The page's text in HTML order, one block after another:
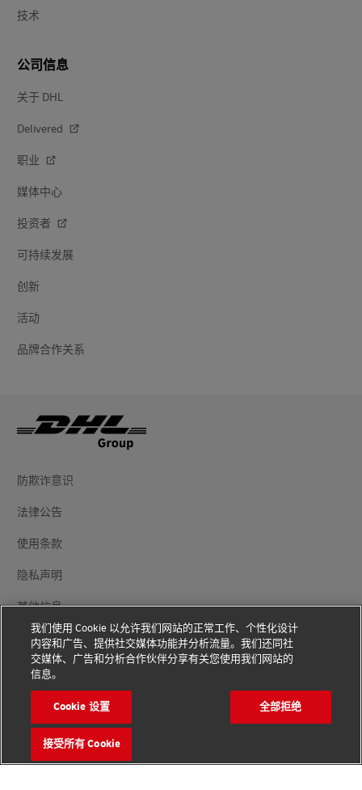
技术
公司信息
关于 DHL
Delivered
职业
媒体中心
投资者
可持续发展
创新
活动
品牌合作关系
防欺诈意识
法律公告
使用条款
隐私声明
其他信息
Cookie 设置
关注我们
我们使用 Cookie 以允许我们网站的正常工作、个性化设计
内容和广告、提供社交媒体功能并分析流量。我们还同社
交媒体、广告和分析合作伙伴分享有关您使用我们网站的
信息。
Cookie 设置 全部拒绝
接受所有 Cookie